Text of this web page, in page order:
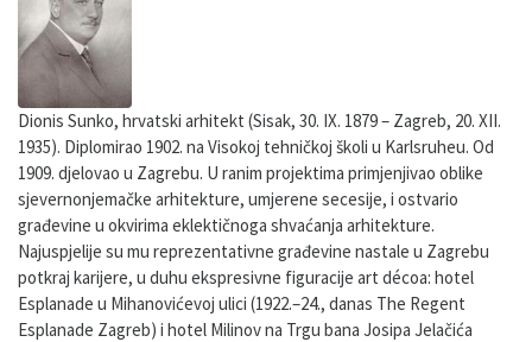
Dionis Sunko, hrvatski arhitekt (Sisak, 30. IX. 1879 – Zagreb, 20. XII.
1935). Diplomirao 1902. na Visokoj tehničkoj školi u Karlsruheu. Od
1909. djelovao u Zagrebu. U ranim projektima primjenjivao oblike
sjevernonjemačke arhitekture, umjerene secesije, i ostvario
građevine u okvirima eklektičnoga shvaćanja arhitekture.
Najuspjelije su mu reprezentativne građevine nastale u Zagrebu
potkraj karijere, u duhu ekspresivne figuracije art décoa: hotel
Esplanade u Mihanovićevoj ulici (1922.–24., danas The Regent
Esplanade Zagreb) i hotel Milinov na Trgu bana Josipa Jelačića